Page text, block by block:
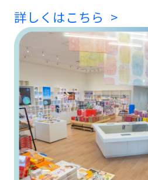
詳しくはこちら